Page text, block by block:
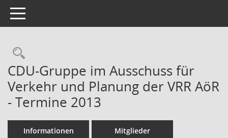
Toggle navigation
Rechercheauswahl
CDU-Gruppe im Ausschuss für
Verkehr und Planung der VRR AöR
- Termine 2013
Informationen Mitglieder